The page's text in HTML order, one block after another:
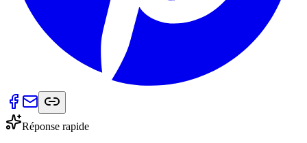
Réponse rapide